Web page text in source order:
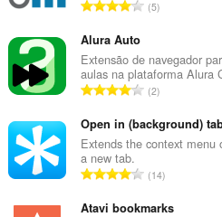
T
l
a
m
y
s
a
y
ı
5
Alura Auto
Extensão de navegador
aulas na plataforma Alura
T
p
l
m
2
Open in (background)
Extends the context
a new tab.
T
p
14
Atavi bookmarks